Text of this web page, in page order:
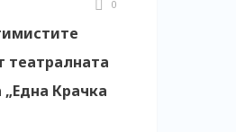
0
театралната
Крачка